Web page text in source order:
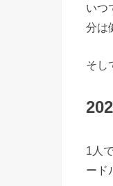
いつ
分は
そし
1人
ード